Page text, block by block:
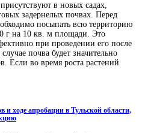
в новых садах,
задернелых почвах. Перед
посыпать всю территорию
г на 10 кв. м площади. Это
при проведении его после
почва будет значительно
Если во время роста растений
и ходе апробации в Тульской области,